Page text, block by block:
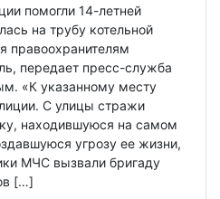
помогли 14-летней
на трубу котельной
правоохранителям
передает пресс-служба
«К указанному месту
С улицы стражи
находившуюся на самом
угрозу ее жизни,
МЧС вызвали бригаду
[…]